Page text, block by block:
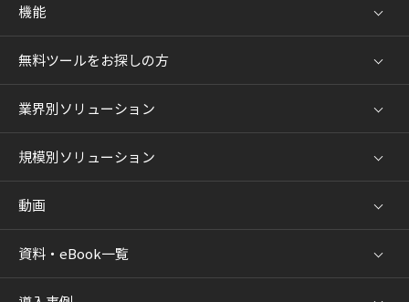
機能
無料ツールをお探しの方
業界別ソリューション
規模別ソリューション
動画
資料・eBook一覧